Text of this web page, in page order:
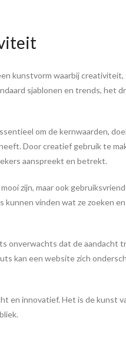
kunstvorm waarbij
sjablonen en trends, het
om de kernwaarden,
Door creatief gebruik te
aanspreekt en betrekt.
zijn, maar ook
vinden wat ze zoeken
onverwachts dat de aandacht
kan een website zich
en innovatief. Het is de kunst